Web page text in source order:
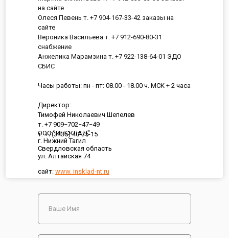
ООО "ИНСКЛАД"
г. Нижний Тагил
Свердловская область
ул. Алтайская 74
сайт: www. insklad-nt.ru
на сайте
Олеся Певень т. +7 904-167-33-42 заказы на
сайте
Вероника Васильева т. +7 912-690-80-31
снабжение
Анжелика Марамзина т. +7 922-138-64-01 ЭДО
СБИС
Часы работы: пн - пт: 08.00 - 18.00 ч. МСК + 2 часа
Директор:
Тимофей Николаевич Шепелев
т. +7 909−702−47−49
т. +7(3435) 40-75-15